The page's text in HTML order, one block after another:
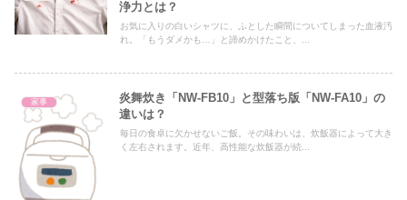
浄力とは？
お気に入りの白いシャツに、ふとした瞬間についてしまった血液汚
れ。「もうダメかも…」と諦めかけたこと、...
家事
炎舞炊き「NW-FB10」と型落ち版「NW-FA10」の
違いは？
毎日の食卓に欠かせないご飯。その味わいは、炊飯器によって大き
く左右されます。近年、高性能な炊飯器が続...